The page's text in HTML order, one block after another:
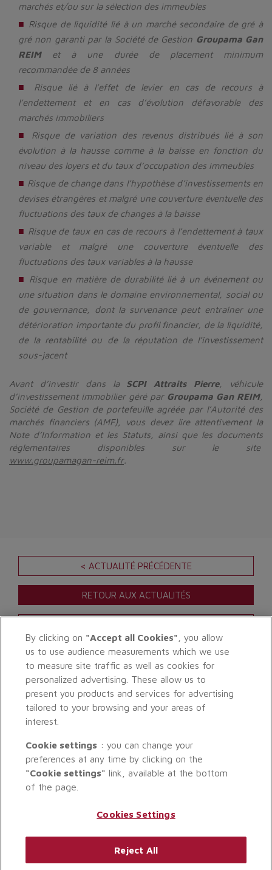
marchés et/ou sur la sélection des immeubles
Risque de liquidité lié à un marché secondaire de gré à
gré non garanti par la Société de Gestion Groupama Gan
REIMet à une durée de placement minimum
recommandée de 8 années
Risque lié à l’effet de levier en cas de recours à
l’endettement et en cas d’évolution défavorable des
marchés immobiliers
Risque de variation des revenus distribués lié à son
évolution à la hausse comme à la baisse en fonction du
niveau des loyers et du taux d’occupation des immeubles
Risque de change dans l’hypothèse d’investissements en
devises étrangères et malgré une couverture éventuelle des
fluctuations des taux de changes à la baisse
Risque de taux en cas de recours à l’endettement à taux
variable et malgré une couverture éventuelle des
fluctuations des taux variables à la hausse
Risque en matière de durabilité lié à un événement ou
une situation dans le domaine environnemental, social ou
de gouvernance, dont la survenance peut entraîner une
détérioration importante du profil financier, de la liquidité,
de la rentabilité ou de la réputation de l’investissement
sous-jacent
Avant d’investir dans la SCPI Attraits Pierre, véhicule
d’investissement immobilier géré par Groupama Gan REIM,
Société de Gestion de portefeuille agréée par l’Autorité des
marchés financiers (AMF), vous devez lire attentivement la
Note d’Information et les Statuts, ainsi que les documents
réglementaires disponibles sur le site
www.groupamagan-reim.fr.
< ACTUALITÉ PRÉCÉDENTE
RETOUR AUX ACTUALITÉS
By clicking on "Accept all Cookies" , you allow
us to use audience measurements which we use
to measure site traffic as well as cookies for
personalized advertising. These allow us to
present you products and services for advertising
tailored to your browsing and your areas of
interest.
Cookie settings : you can change your
preferences at any time by clicking on the
"Cookie settings" link, available at the bottom
of the page.
Cookies Settings
Reject All